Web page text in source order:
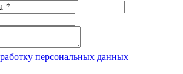
*
персональных данных